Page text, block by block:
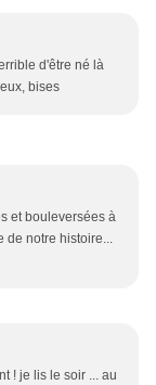
d'être né là
bises
et bouleversées à
de notre histoire...
! je lis le soir ... au